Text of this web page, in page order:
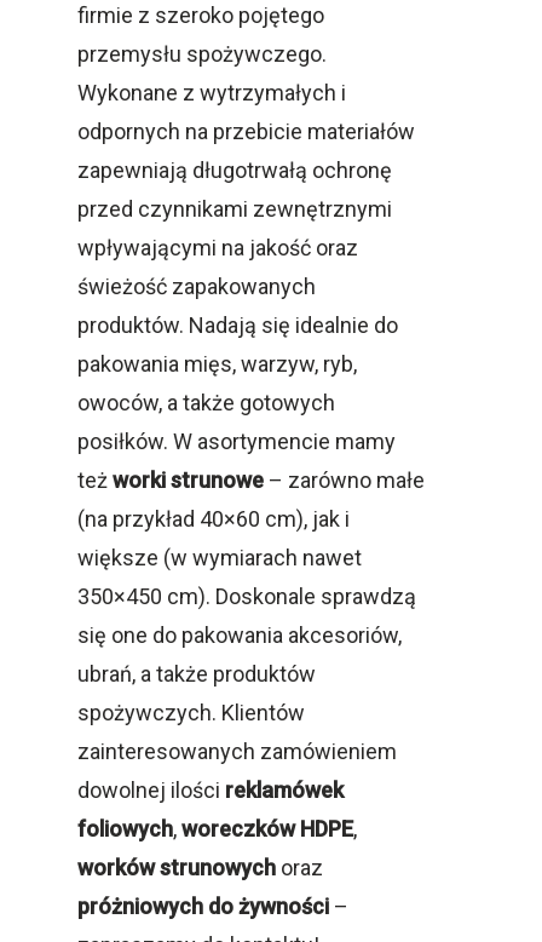
firmie z szeroko pojętego
przemysłu spożywczego.
Wykonane z wytrzymałych i
odpornych na przebicie materiałów
zapewniają długotrwałą ochronę
przed czynnikami zewnętrznymi
wpływającymi na jakość oraz
świeżość zapakowanych
produktów. Nadają się idealnie do
pakowania mięs, warzyw, ryb,
owoców, a także gotowych
posiłków. W asortymencie mamy
teżworki strunowe – zarówno małe
(na przykład 40×60 cm), jak i
większe (w wymiarach nawet
350×450 cm). Doskonale sprawdzą
się one do pakowania akcesoriów,
ubrań, a także produktów
spożywczych. Klientów
zainteresowanych zamówieniem
dowolnej ilości reklamówek
foliowych,woreczków HDPE,
worków strunowych oraz
próżniowych dożywności –